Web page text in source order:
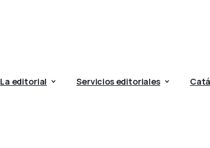
La editorial Servicios editoriales